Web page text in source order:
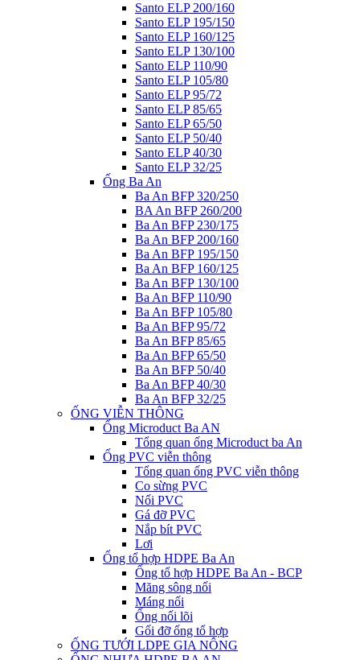
Santo ELP 200/160
Santo ELP 195/150
Santo ELP 160/125
Santo ELP 130/100
Santo ELP 110/90
Santo ELP 105/80
Santo ELP 95/72
Santo ELP 85/65
Santo ELP 65/50
Santo ELP 50/40
Santo ELP 40/30
Santo ELP 32/25
Ống Ba An
Ba An BFP 320/250
BA An BFP 260/200
Ba An BFP 230/175
Ba An BFP 200/160
Ba An BFP 195/150
Ba An BFP 160/125
Ba An BFP 130/100
Ba An BFP 110/90
Ba An BFP 105/80
Ba An BFP 95/72
Ba An BFP 85/65
Ba An BFP 65/50
Ba An BFP 50/40
Ba An BFP 40/30
Ba An BFP 32/25
ỐNG VIỄN THÔNG
Ống Microduct Ba AN
Tổng quan ống Microduct ba An
Ống PVC viễn thông
Tổng quan ống PVC viễn thông
Co sừng PVC
Nối PVC
Gá đỡ PVC
Nắp bít PVC
Lơi
Ống tổ hợp HDPE Ba An
Ống tổ hợp HDPE Ba An - BCP
Măng sông nối
Máng nối
Ống nối lõi
Gối đỡ ống tổ hợp
ỐNG TƯỚI LDPE GIA NÔNG